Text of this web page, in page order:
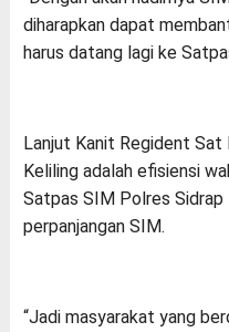
diharapkan dapat
harus datang lagi ke
Lanjut Kanit Regident Sat
Keliling adalah efisiensi
Satpas SIM Polres Sidrap
perpanjangan SIM.
“Jadi masyarakat yang